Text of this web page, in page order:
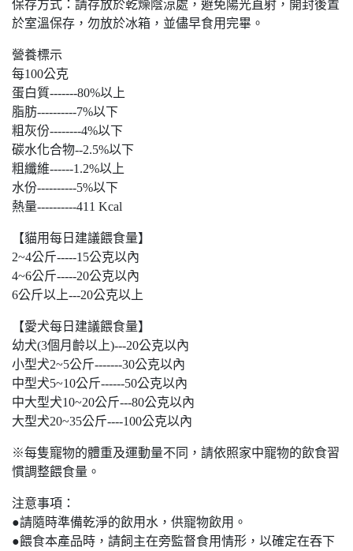
保存方式：請存放於乾燥陰涼處，避免陽光直射，開封後置
於室溫保存，勿放於冰箱，並儘早食用完畢。
營養標示
每100公克
蛋白質-------80%以上
脂肪----------7%以下
粗灰份--------4%以下
碳水化合物--2.5%以下
粗纖維------1.2%以上
水份----------5%以下
熱量----------411 Kcal
【貓用每日建議餵食量】
2~4公斤-----15公克以內
4~6公斤-----20公克以內
6公斤以上---20公克以上
【愛犬每日建議餵食量】
幼犬(3個月齡以上)---20公克以內
小型犬2~5公斤-------30公克以內
中型犬5~10公斤------50公克以內
中大型犬10~20公斤---80公克以內
大型犬20~35公斤----100公克以內
※每隻寵物的體重及運動量不同，請依照家中寵物的飲食習
慣調整餵食量。
注意事項：
●請隨時準備乾淨的飲用水，供寵物飲用。
●餵食本產品時，請飼主在旁監督食用情形，以確定在吞下